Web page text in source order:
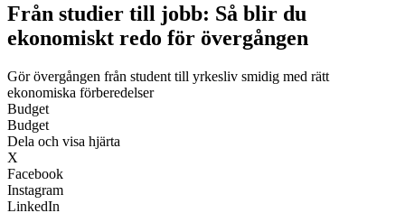
Från studier till jobb: Så blir du
ekonomiskt redo för övergången
Gör övergången från student till yrkesliv smidig med rätt
ekonomiska förberedelser
Budget
Budget
Dela och visa hjärta
X
Facebook
Instagram
LinkedIn